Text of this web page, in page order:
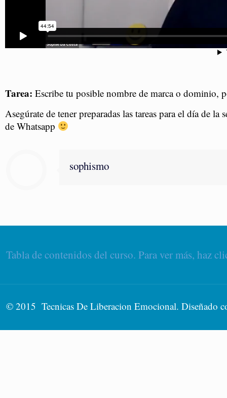
Tarea: Escribe tu posible nombre de marca o dominio,
Asegúrate de tener preparadas las tareas para el día de
de Whatsapp
sophismo
Tabla de contenidos del curso. Para ver más, haz
© 2015 Tecnicas De Liberacion Emocional. Diseñado